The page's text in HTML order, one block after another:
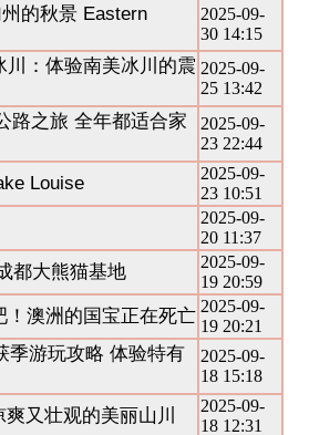
的秋景 Eastern
2025-09-
30 14:15
川：体验南美冰川的震 2025-09-
25 13:42
路之旅 全年都适合家
2025-09-
23 22:44
Louise
2025-09-
23 10:51
2025-09-
20 11:37
都大熊猫基地
2025-09-
19 20:59
！澳洲的国宝正在死亡 2025-09-
19 20:21
季游玩攻略 体验特有
2025-09-
18 15:18
又壮观的美丽山川
2025-09-
18 12:31